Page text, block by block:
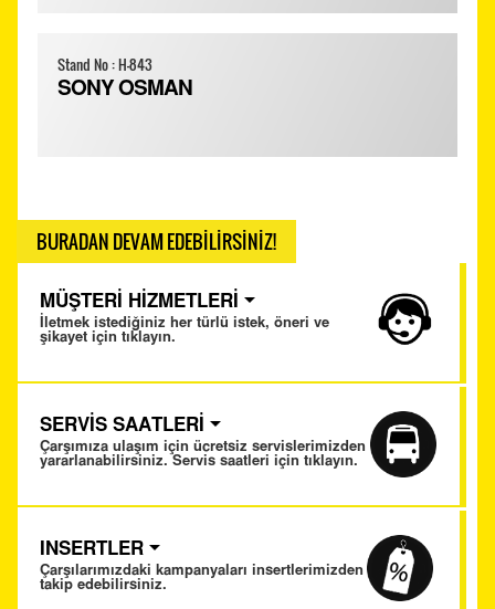
Stand No : H-843
SONY OSMAN
BURADAN DEVAM EDEBİLİRSİNİZ!
MÜŞTERİ HİZMETLERİ
İletmek istediğiniz her türlü istek, öneri ve
şikayet için tıklayın.
SERVİS SAATLERİ
Çarşımıza ulaşım için ücretsiz servislerimizden
yararlanabilirsiniz. Servis saatleri için tıklayın.
INSERTLER
Çarşılarımızdaki kampanyaları insertlerimizden
takip edebilirsiniz.